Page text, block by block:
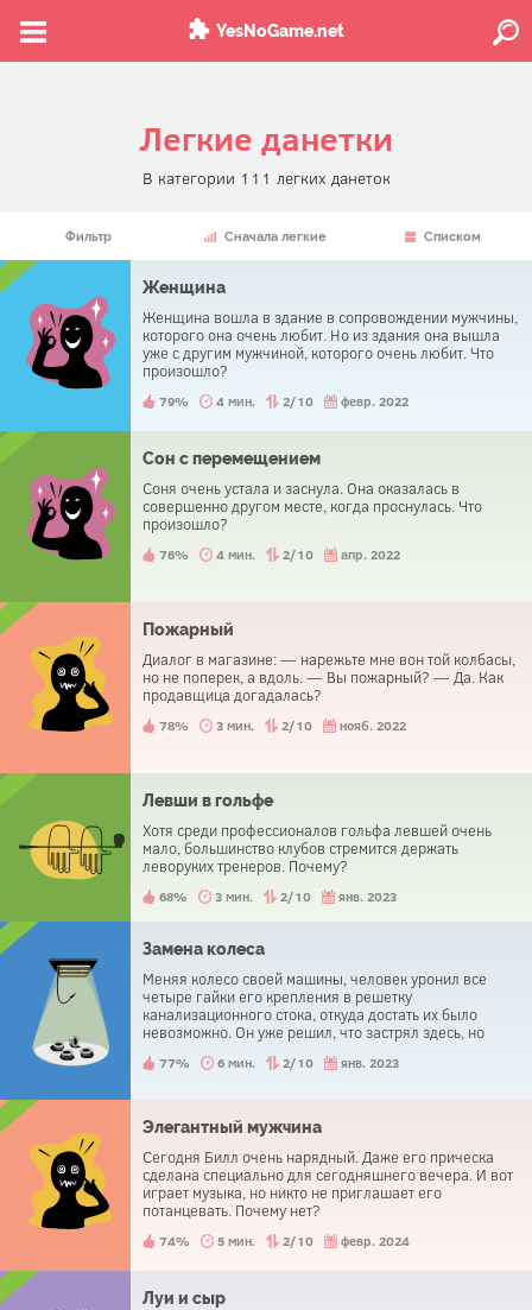
YesNoGame.net
Легкие данетки
В категории 111 легких данеток
Фильтр Сначала легкие Списком
Женщина
Женщина вошла в здание в сопровождении мужчины,
которого она очень любит. Но из здания она вышла
уже с другим мужчиной, которого очень любит. Что
произошло?
79% 4 мин. 2/10 февр. 2022
Сон с перемещением
Соня очень устала и заснула. Она оказалась в
совершенно другом месте, когда проснулась. Что
произошло?
76% 4 мин. 2/10 апр. 2022
Пожарный
Диалог в магазине: — нарежьте мне вон той колбасы,
но не поперек, а вдоль. — Вы пожарный? — Да. Как
продавщица догадалась?
78% 3 мин. 2/10 нояб. 2022
Левши в гольфе
Хотя среди профессионалов гольфа левшей очень
мало, большинство клубов стремится держать
леворуких тренеров. Почему?
68% 3 мин. 2/10 янв. 2023
Замена колеса
Меняя колесо своей машины, человек уронил все
четыре гайки его крепления в решетку
канализационного стока, откуда достать их было
невозможно. Он уже решил, что застрял здесь, но
дельную мысль, которая позволила ему поехать
77% 6 мин. 2/10 янв. 2023
Элегантный мужчина
Сегодня Билл очень нарядный. Даже его прическа
сделана специально для сегодняшнего вечера. И вот
играет музыка, но никто не приглашает его
потанцевать. Почему нет?
74% 5 мин. 2/10 февр. 2024
Луи и сыр